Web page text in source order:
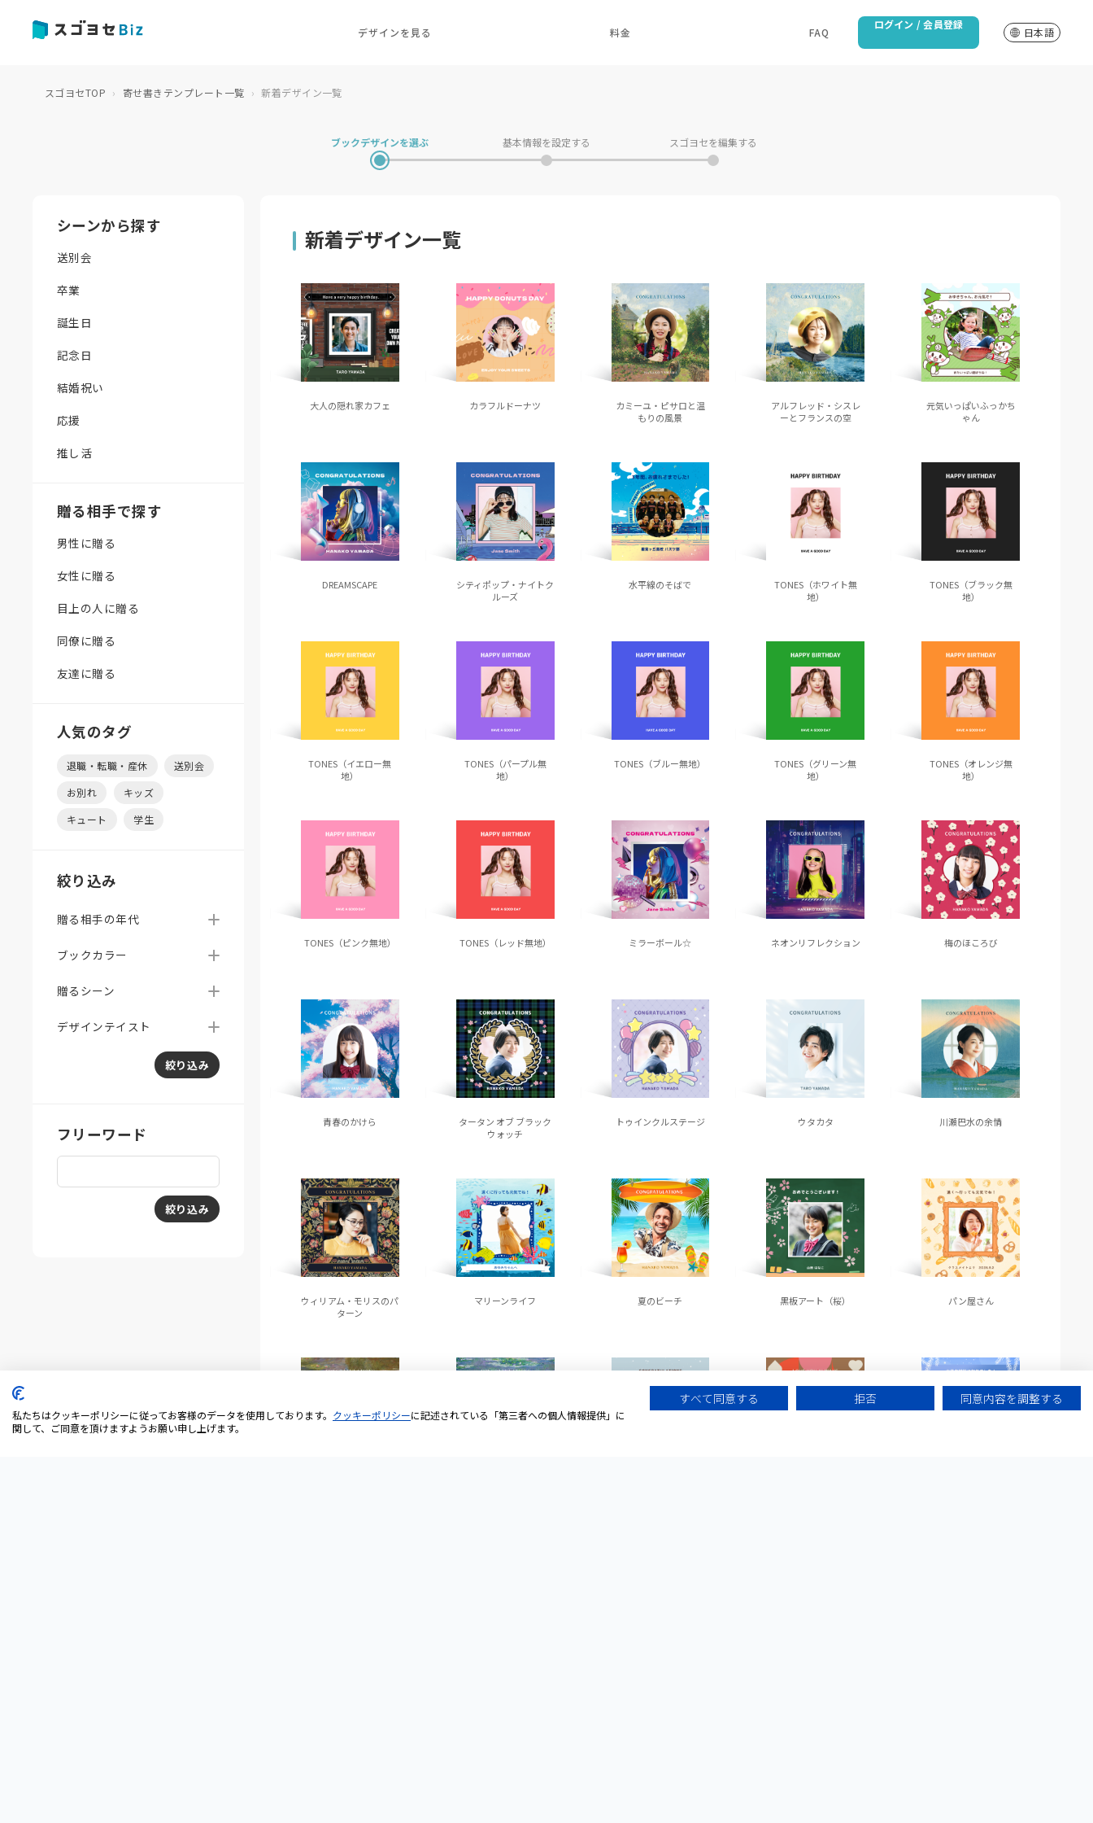
デザインを見る 料金 FAQ 日本語
ログイン / 会員登録
スゴヨセTOP 寄せ書きテンプレート一覧 新着デザイン一覧
ブックデザインを選ぶ 基本情報を設定する スゴヨセを編集する
シーンから探す
送別会
卒業
誕生日
記念日
結婚祝い
応援
推し活
贈る相手で探す
男性に贈る
女性に贈る
目上の人に贈る
同僚に贈る
友達に贈る
人気のタグ
退職・転職・産休
送別会
お別れ
キッズ
キュート
学生
絞り込み
贈る相手の年代
ブックカラー
贈るシーン
デザインテイスト
絞り込み
フリーワード
絞り込み
新着デザイン一覧
大人の隠れ家カフェ カラフルドーナツ
カミーユ・ピサロと温
もりの風景
アルフレッド・シスレ
ーとフランスの空
元気いっぱいふっかち
ゃん
DREAMSCAPE
シティポップ・ナイトク
ルーズ
水平線のそばで
TONES（ホワイト無
地）
TONES（ブラック無
地）
TONES（イエロー無
地）
TONES（パープル無
地）
TONES（ブルー無地）
TONES（グリーン無
地）
TONES（オレンジ無
地）
TONES（ピンク無地） TONES（レッド無地） ミラーボール☆ ネオンリフレクション 梅のほころび
青春のかけら
タータン オブ ブラック
ウォッチ
トゥインクルステージ ウタカタ 川瀬巴水の余情
ウィリアム・モリスのパ
ターン
マリーンライフ 夏のビーチ 黒板アート（桜） パン屋さん
私たちはクッキーポリシーに従ってお客様のデータを使用しております。 クッキーポリシーに記述されている「第三者への個人情報提供」に
関して、ご同意を頂けますようお願い申し上げます。
すべて同意する 拒否 同意内容を調整する